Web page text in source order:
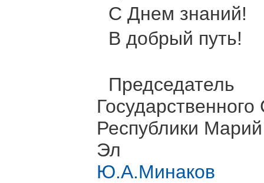
С Днем знаний!
В добрый путь!
Председатель
Республики Марий
Ю.А.Минаков